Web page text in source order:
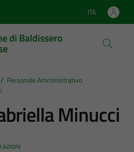
Lingua attiva:
ITA
di Baldissero
/ Personale Amministrativo
Minucci
azioni